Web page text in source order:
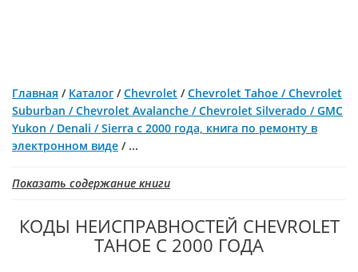
Главная / Каталог /Chevrolet /Chevrolet Tahoe / Chevrolet
Suburban / Chevrolet Avalanche / Chevrolet Silverado / GMC
Yukon / Denali / Sierra с 2000 года, книга по ремонту в
электронном виде / ...
Показать содержание книги
КОДЫ НЕИСПРАВНОСТЕЙ CHEVROLET
TAHOE С 2000 ГОДА